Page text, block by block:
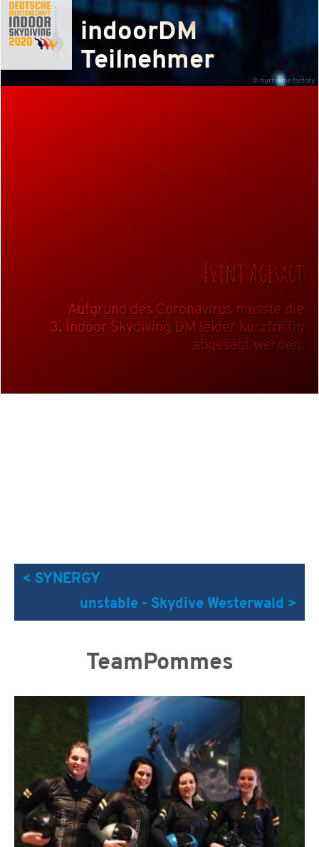
indoorDM
Teilnehmer
© hurricane factory
Event Agesagt
Aufgrund des Coronavirus musste die
3. Indoor Skydiving DM leider kurzfristig
abgesagt werden.
< SYNERGY
unstable - Skydive Westerwald >
TeamPommes